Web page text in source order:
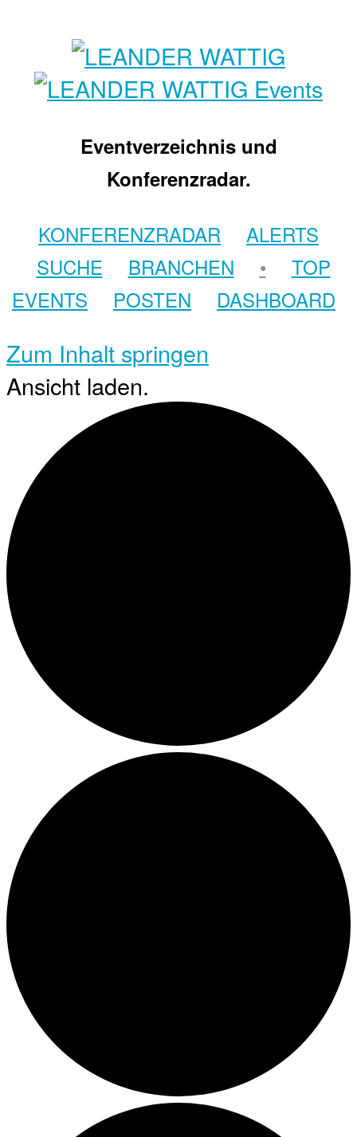
Eventverzeichnis und
Konferenzradar.
KONFERENZRADAR
ALERTS
SUCHE
BRANCHEN •
TOP
EVENTS
POSTEN DASHBOARD
Zum Inhalt springen
Ansicht laden.